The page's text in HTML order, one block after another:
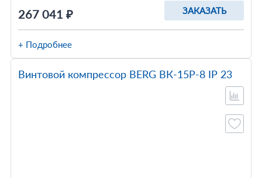
267 041 ₽ ЗАКАЗАТЬ
+ Подробнее
Винтовой компрессор BERG ВК-15Р-8 IP 23